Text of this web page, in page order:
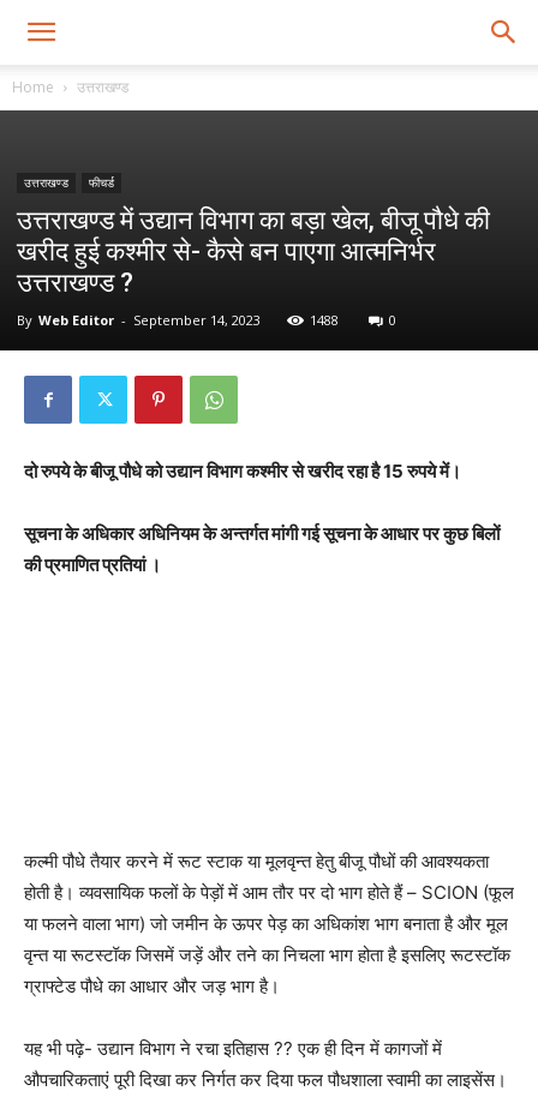
Home उत्तराखण्ड
उत्तराखण्ड फीचर्ड
उत्तराखण्ड में उद्यान विभाग का बड़ा खेल, बीजू पौधे की
खरीद हुई कश्मीर से- कैसे बन पाएगा आत्मनिर्भर
उत्तराखण्ड ?
By Web Editor - September 14, 2023 1488 0
दो रुपये के बीजू पौधे को उद्यान विभाग कश्मीर से खरीद रहा है 15 रुपये में।
सूचना के अधिकार अधिनियम के अन्तर्गत मांगी गई सूचना के आधार पर कुछ बिलों
की प्रमाणित प्रतियां ।
कल्मी पौधे तैयार करने में रूट स्टाक या मूलवृन्त हेतु बीजू पौधों की आवश्यकता
होती है। व्यवसायिक फलों के पेड़ों में आम तौर पर दो भाग होते हैं – SCION (फूल
या फलने वाला भाग) जो जमीन के ऊपर पेड़ का अधिकांश भाग बनाता है और मूल
वृन्त या रूटस्टॉक जिसमें जड़ें और तने का निचला भाग होता है इसलिए रूटस्टॉक
ग्राफ्टेड पौधे का आधार और जड़ भाग है।
यह भी पढ़े- उद्यान विभाग ने रचा इतिहास ?? एक ही दिन में कागजों में
औपचारिकताएं पूरी दिखा कर निर्गत कर दिया फल पौधशाला स्वामी का लाइसेंस।